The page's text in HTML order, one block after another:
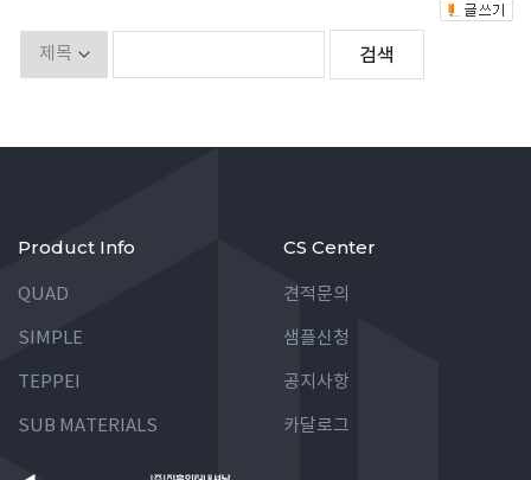
Product Info
QUAD
SIMPLE
TEPPEI
SUB MATERIALS
CS Center
견적문의
샘플신청
공지사항
카달로그